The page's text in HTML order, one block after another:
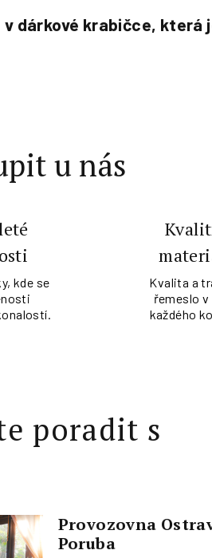
dárkové krabičce, která
u nás
kde se
Kvalita a
řemeslo v
každého
poradit s
Provozovna
Poruba